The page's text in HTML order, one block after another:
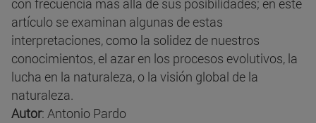
con frecuencia más allá de sus posibilidades; en este
artículo se examinan algunas de estas
interpretaciones, como la solidez de nuestros
conocimientos, el azar en los procesos evolutivos, la
lucha en la naturaleza, o la visión global de la
naturaleza.
Autor: Antonio Pardo